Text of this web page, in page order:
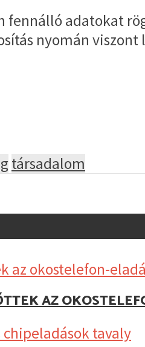
fennálló adatokat
nyomán viszont
társadalom
AZ